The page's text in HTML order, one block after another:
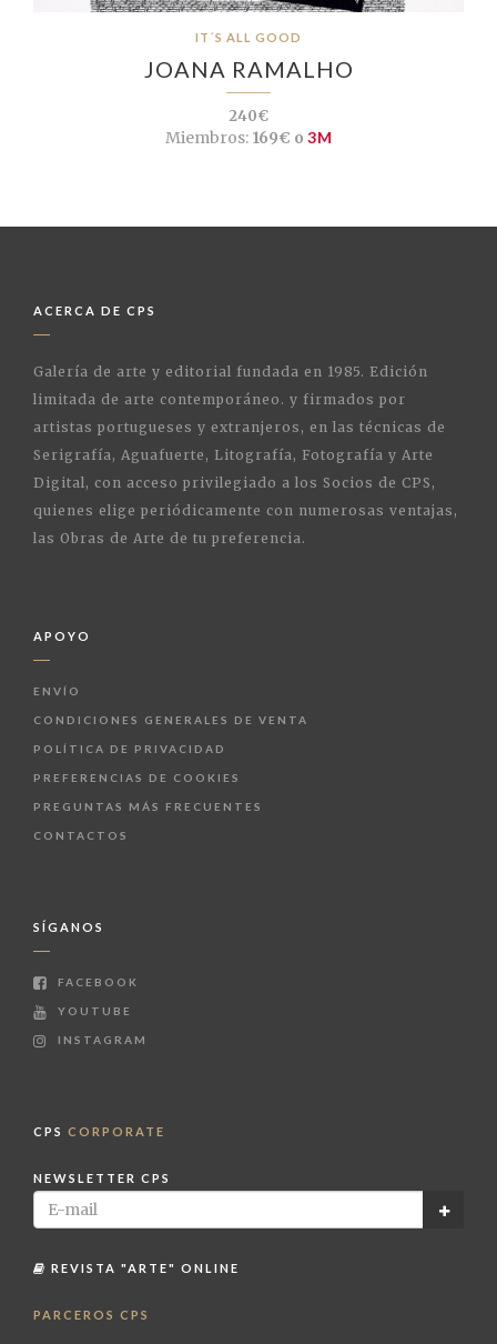
IT´S ALL GOOD
JOANA RAMALHO
240€
Miembros:169€ o 3M
ACERCA DE CPS
Galería de arte y editorial fundada en 1985. Edición
limitada de arte contemporáneo. y firmados por
artistas portugueses y extranjeros, en las técnicas de
Serigrafía, Aguafuerte, Litografía, Fotografía y Arte
Digital, con acceso privilegiado a los Socios de CPS,
quienes elige periódicamente con numerosas ventajas,
las Obras de Arte de tu preferencia.
APOYO
ENVÍO
CONDICIONES GENERALES DE VENTA
POLÍTICA DE PRIVACIDAD
PREFERENCIAS DE COOKIES
PREGUNTAS MÁS FRECUENTES
CONTACTOS
SÍGANOS
FACEBOOK
YOUTUBE
INSTAGRAM
CPS CORPORATE
NEWSLETTER CPS
REVISTA "ARTE" ONLINE
PARCEROS CPS